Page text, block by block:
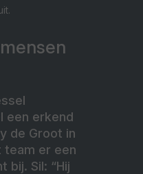
een erkend
de Groot in
team er een
bij. Sil: “Hij